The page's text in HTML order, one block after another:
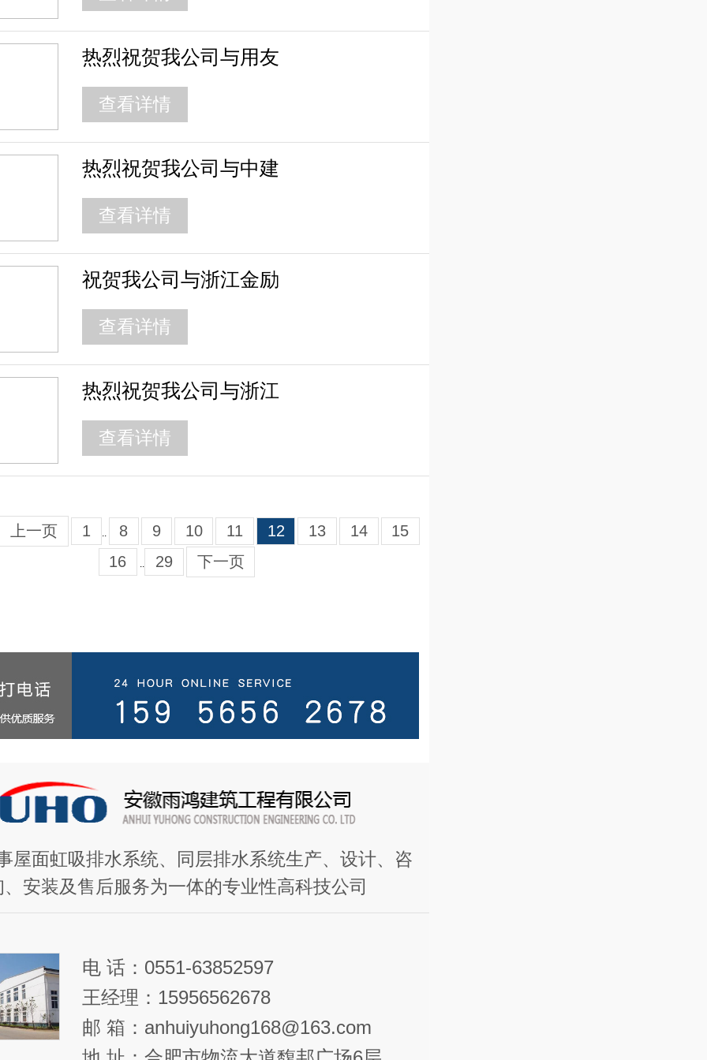
热烈祝贺我公司与用友
查看详情
热烈祝贺我公司与中建
查看详情
祝贺我公司与浙江金励
查看详情
热烈祝贺我公司与浙江
查看详情
上一页 1 .. 8 9 10 11 12 13 14
15
16
.. 29 下一页
屋面虹吸排水系统、同层排水系统生产、设计、咨
、安装及售后服务为一体的专业性高科技公司
电 话：0551-63852597
王经理：15956562678
邮 箱：anhuiyuhong168@163.com